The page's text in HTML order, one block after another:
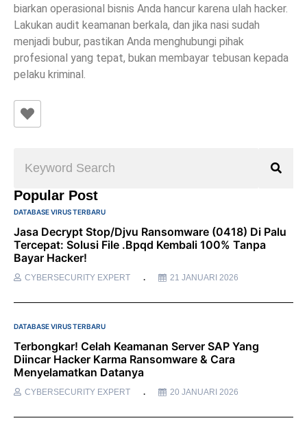
biarkan operasional bisnis Anda hancur karena ulah hacker.
Lakukan audit keamanan berkala, dan jika nasi sudah
menjadi bubur, pastikan Anda menghubungi pihak
profesional yang tepat, bukan membayar tebusan kepada
pelaku kriminal.
Popular Post
DATABASE VIRUS TERBARU
Jasa Decrypt Stop/Djvu Ransomware (0418) Di Palu
Tercepat: Solusi File .bpqd Kembali 100% Tanpa
Bayar Hacker!
CYBERSECURITY EXPERT 21 JANUARI 2026
DATABASE VIRUS TERBARU
Terbongkar! Celah Keamanan Server SAP Yang
Diincar Hacker Karma Ransomware & Cara
Menyelamatkan Datanya
CYBERSECURITY EXPERT 20 JANUARI 2026